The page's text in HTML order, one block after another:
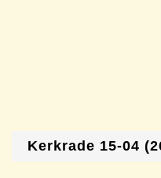
Kerkrade 15-04